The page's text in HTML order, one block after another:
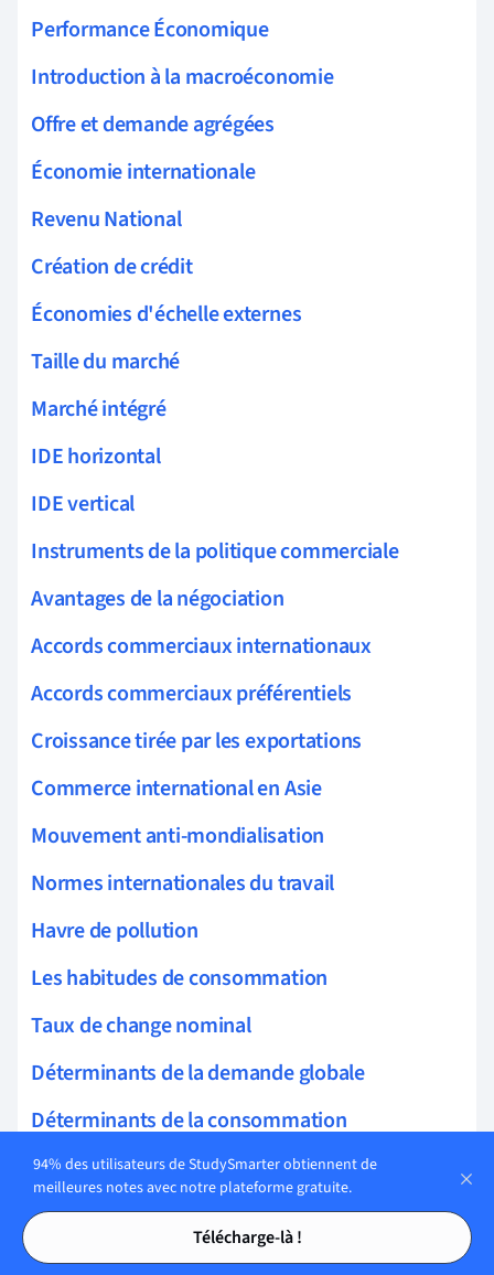
Tables des matières
Tables des matières
Performance Économique
Introduction à la macroéconomie
Offre et demande agrégées
Économie internationale
Revenu National
Création de crédit
Économies d'échelle externes
Taille du marché
Marché intégré
IDE horizontal
IDE vertical
Instruments de la politique commerciale
Avantages de la négociation
Accords commerciaux internationaux
Accords commerciaux préférentiels
Croissance tirée par les exportations
Commerce international en Asie
Mouvement anti-mondialisation
Normes internationales du travail
Havre de pollution
Les habitudes de consommation
Taux de change nominal
Déterminants de la demande globale
Déterminants de la consommation
Revenu réel
Production à court terme
Calendrier AA
94% des utilisateurs de StudySmarter obtiennent de
meilleures notes avec notre plateforme gratuite.
Télécharge-là !